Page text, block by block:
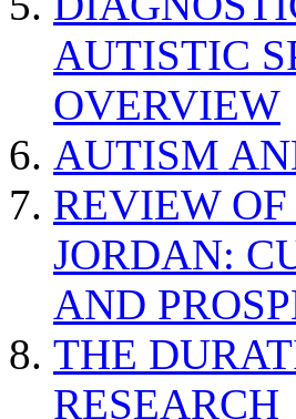
AUTISTIC
OVERVIEW
AUTISM
REVIEW
JORDAN:
AND
THE
RESEARCH